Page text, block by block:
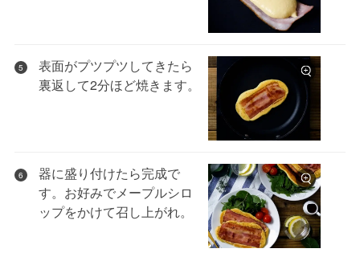
5
表面がプツプツしてきたら
裏返して2分ほど焼きます。
6
器に盛り付けたら完成で
す。お好みでメープルシロ
ップをかけて召し上がれ。